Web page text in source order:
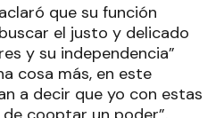
que su función
el justo y delicado
y su independencia”
cosa más, en este
a decir que yo con estas